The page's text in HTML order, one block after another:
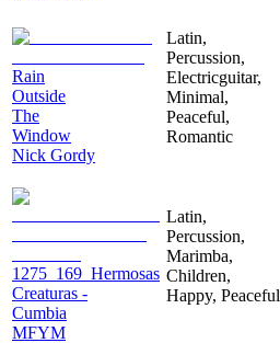
Rain
Outside
The
Window
Nick Gordy
Latin,
Percussion,
Electricguitar,
Minimal,
Peaceful,
Romantic
1275_169_Hermosas
Creaturas -
Cumbia
MFYM
Latin,
Percussion,
Marimba,
Children,
Happy, Peaceful